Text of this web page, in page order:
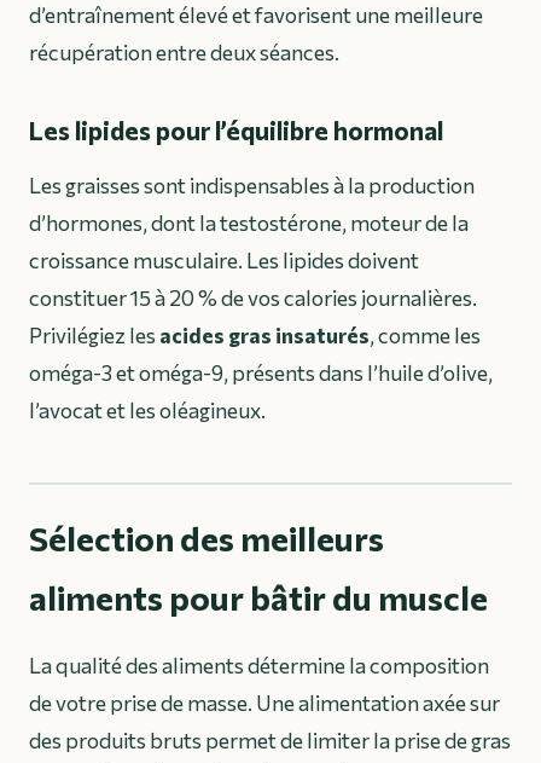
d’entraînement élevé et favorisent une meilleure
récupération entre deux séances.
Les lipides pour l’équilibre hormonal
Les graisses sont indispensables à la production
d’hormones, dont la testostérone, moteur de la
croissance musculaire. Les lipides doivent
constituer 15 à 20 % de vos calories journalières.
Privilégiez lesacides gras insaturés, comme les
oméga-3 et oméga-9, présents dans l’huile d’olive,
l’avocat et les oléagineux.
Sélection des meilleurs
aliments pour bâtir du muscle
La qualité des aliments détermine la composition
de votre prise de masse. Une alimentation axée sur
des produits bruts permet de limiter la prise de gras